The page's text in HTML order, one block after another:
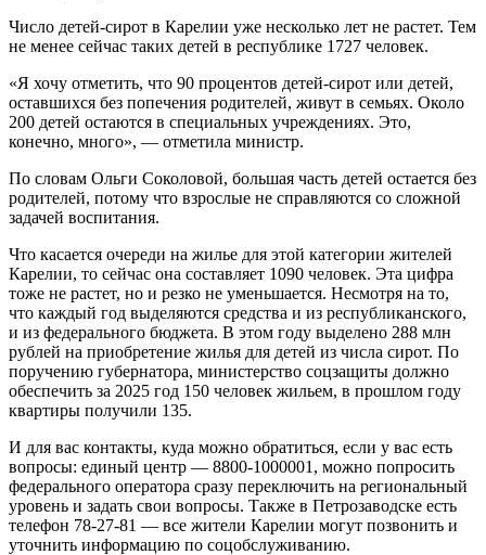
Число детей-сирот в Карелии уже несколько лет не растет. Тем
не менее сейчас таких детей в республике 1727 человек.
«Я хочу отметить, что 90 процентов детей-сирот или детей,
оставшихся без попечения родителей, живут в семьях. Около
200 детей остаются в специальных учреждениях. Это,
конечно, много», — отметила министр.
По словам Ольги Соколовой, большая часть детей остается без
родителей, потому что взрослые не справляются со сложной
задачей воспитания.
Что касается очереди на жилье для этой категории жителей
Карелии, то сейчас она составляет 1090 человек. Эта цифра
тоже не растет, но и резко не уменьшается. Несмотря на то,
что каждый год выделяются средства и из республиканского,
и из федерального бюджета. В этом году выделено 288 млн
рублей на приобретение жилья для детей из числа сирот. По
поручению губернатора, министерство соцзащиты должно
обеспечить за 2025 год 150 человек жильем, в прошлом году
квартиры получили 135.
И для вас контакты, куда можно обратиться, если у вас есть
вопросы: единый центр — 8800-1000001, можно попросить
федерального оператора сразу переключить на региональный
уровень и задать свои вопросы. Также в Петрозаводске есть
телефон 78-27-81 — все жители Карелии могут позвонить и
уточнить информацию по соцобслуживанию.